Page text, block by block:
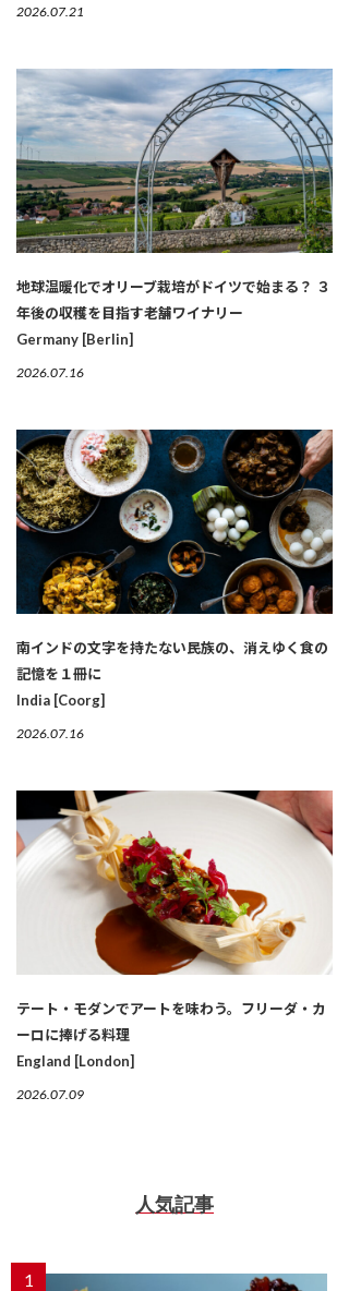
2026.07.21
地球温暖化でオリーブ栽培がドイツで始まる？ ３
年後の収穫を目指す老舗ワイナリー
Germany [Berlin]
2026.07.16
南インドの文字を持たない民族の、消えゆく食の
記憶を１冊に
India [Coorg]
2026.07.16
テート・モダンでアートを味わう。フリーダ・カ
ーロに捧げる料理
England [London]
2026.07.09
人気記事
1